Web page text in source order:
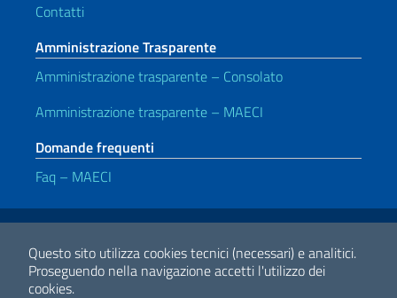
Questo sito utilizza cookies tecnici (necessari) e analitici.
Proseguendo nella navigazione accetti l'utilizzo dei
cookies.
Contatti
Amministrazione Trasparente
Amministrazione trasparente – Consolato
Amministrazione trasparente – MAECI
Domande frequenti
Faq – MAECI
Link Utili